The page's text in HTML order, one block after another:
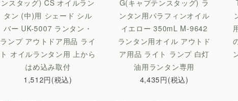
ンスタッグ) CS オイルラン
タン (中)用 シェード シル
バー UK-5007 ランタン・
ランプ アウトドア用品 ライ
ト オイルランタン用 上から
はめ込み取付
1,512円(税込)
G(キャプテンスタッグ) ラ
ンタン用パラフィンオイル
イエロー 350mL M-9642
ランタン用オイル アウトド
ア用品 ライト ランプ 白灯
油用ランタン専用
4,435円(税込)